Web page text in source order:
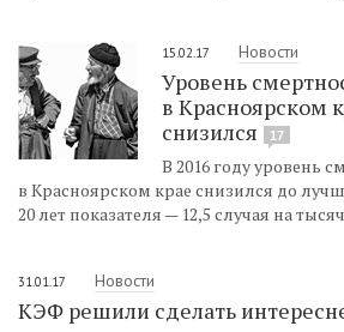
15.02.17 Новости
Уровень
в Красноярском
снизился
17
В 2016 году уровень
в Красноярском крае снизился до
20 лет показателя — 12,5 случая на
31.01.17 Новости
КЭФ решили сделать